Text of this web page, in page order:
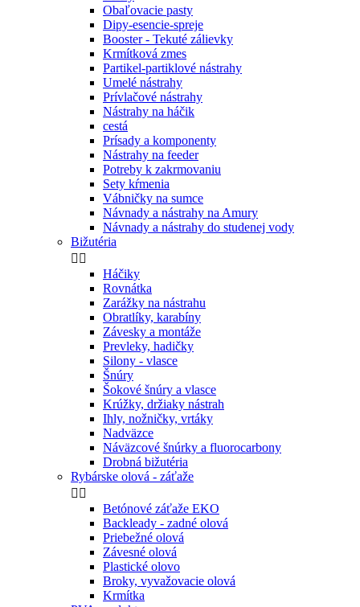
FOX powerbanka Halo Power
224.99 € bez DPH
ZĽAVNENÉ PRODUKTY
Novinky
Krmivo a nástrahy